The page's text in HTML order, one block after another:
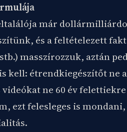
már
és a feltételezett
masszírozzuk, aztán
kell: étrendkiegészítőt ne
ne 60 év
ezt felesleges is